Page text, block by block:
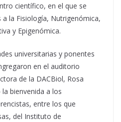
científico, en el que se
la Fisiología, Nutrigenómica,
y Epigenómica.
universitarias y ponentes
en el auditorio
de la DACBiol, Rosa
bienvenida a los
entre los que
del Instituto de